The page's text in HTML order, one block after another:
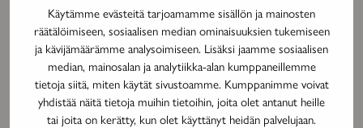
Käytämme evästeitä tarjoamamme sisällön ja mainosten
räätälöimiseen, sosiaalisen median ominaisuuksien tukemiseen
ja kävijämäärämme analysoimiseen. Lisäksi jaamme sosiaalisen
median, mainosalan ja analytiikka-alan kumppaneillemme
tietoja siitä, miten käytät sivustoamme. Kumppanimme voivat
yhdistää näitä tietoja muihin tietoihin, joita olet antanut heille
tai joita on kerätty, kun olet käyttänyt heidän palvelujaan.